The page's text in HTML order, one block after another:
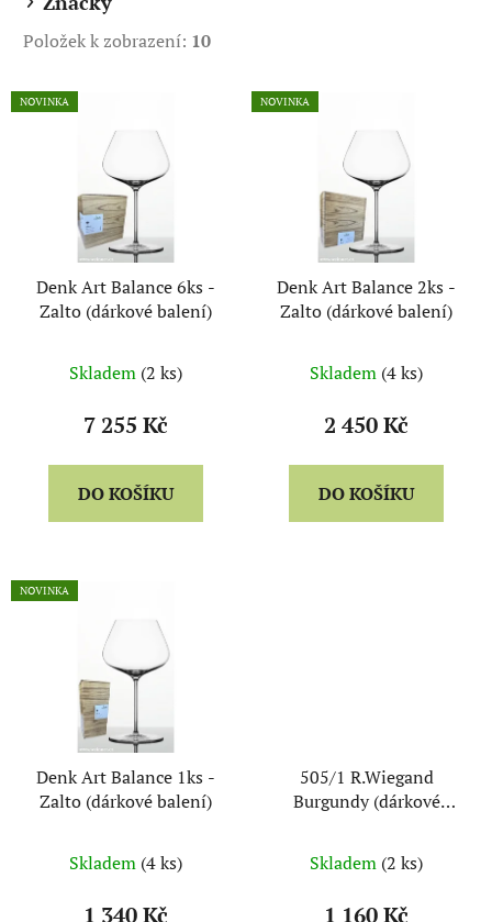
k
ů
Položek k zobrazení: 10
V
ý
NOVINKA
Denk Art Balance 6ks -
Zalto (dárkové balení)
Skladem (2 ks)
7 255 Kč
DO KOŠÍKU
NOVINKA
Denk Art Balance 2ks -
Zalto (dárkové balení)
Skladem (4 ks)
2 450 Kč
DO KOŠÍKU
NOVINKA
Denk Art Balance 1ks -
Zalto (dárkové balení)
Skladem (4 ks)
1 340 Kč
505/1 R.Wiegand
Burgundy (dárkové
Skladem (2 ks)
1 160 Kč